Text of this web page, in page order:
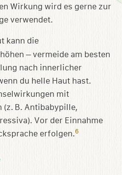
Wirkung wird es gerne zur
verwendet.
kann die
– vermeide am besten
nach innerlicher
du helle Haut hast.
mit
(z. B. Antibabypille,
Vor der Einnahme
erfolgen.6